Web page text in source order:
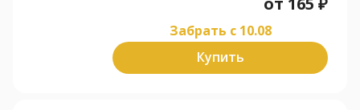
Забрать c 10.08
Купить